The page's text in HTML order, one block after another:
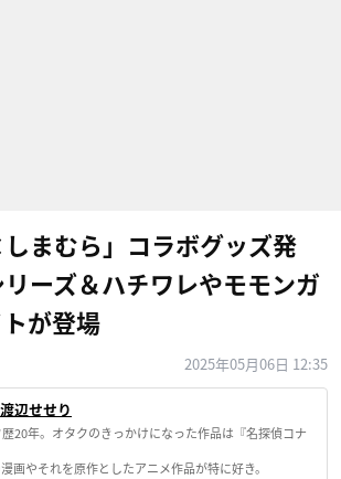
まむら」コラボグッズ発
ーズ＆ハチワレやモモンガ
が登場
2025年05月06日 12:35
渡辺せせり
20年。オタクのきっかけになった作品は『名探偵コナ
画やそれを原作としたアニメ作品が特に好き。